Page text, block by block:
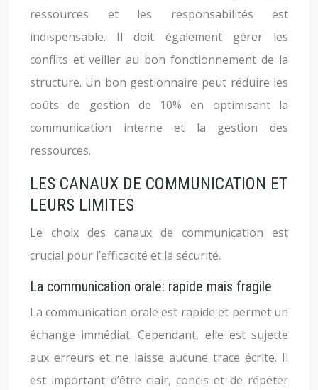
ressources et les responsabilités est
indispensable. Il doit également gérer les
conflits et veiller au bon fonctionnement de la
structure. Un bon gestionnaire peut réduire les
coûts de gestion de 10% en optimisant la
communication interne et la gestion des
ressources.
LES CANAUX DE COMMUNICATION ET
LEURS LIMITES
Le choix des canaux de communication est
crucial pour l’efficacité et la sécurité.
La communication orale: rapide mais fragile
La communication orale est rapide et permet un
échange immédiat. Cependant, elle est sujette
aux erreurs et ne laisse aucune trace écrite. Il
est important d’être clair, concis et de répéter